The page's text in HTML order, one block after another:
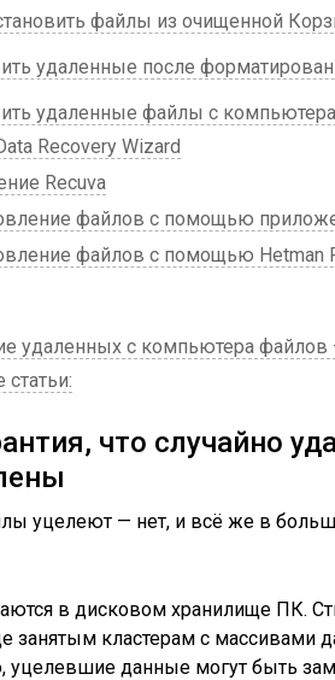
файлы из очищенной
удаленные после
удаленные файлы с
Recovery Wizard
Recuva
файлов с помощью
файлов с помощью Hetman
удаленных с компьютера
что случайно
уцелеют — нет, и всё же в
в дисковом хранилище ПК.
занятым кластерам с массивами
уцелевшие данные могут быть